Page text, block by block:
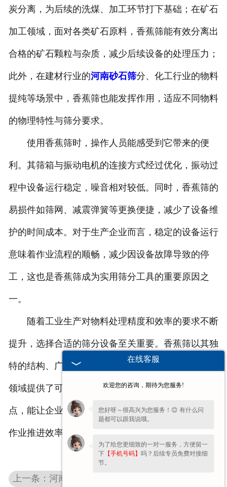
炭分离，为后续的洗煤、加工环节打下基础；在矿石
加工领域，面对各类矿石原料，香蕉筛能有效分离出
合格的矿石颗粒与杂质，减少后续设备的处理压力；
此外，在建材行业的河南砂石筛分、化工行业的物料
提纯等场景中，香蕉筛也能发挥作用，适应不同物料
的物理特性与筛分要求。
使用香蕉筛时，操作人员能感受到它带来的便
利。其筛箱与振动电机的连接方式经过优化，振动过
程中设备运行稳定，噪音相对较低。同时，香蕉筛的
易损件如筛网、减震弹簧等更换便捷，减少了设备维
护的时间成本。对于生产企业而言，稳定的设备运行
意味着作业流程的顺畅，减少因设备故障导致的停
工，这也是香蕉筛成为实用筛分工具的重要原因之
一。
随着工业生产对物料处理精度和效率的要求不断
提升，选择合适的筛分设备至关重要。香蕉筛以其独
特的结构、广泛的适用性和便捷的使用体验，为筛分
领域提供了可靠的工具。认识香蕉筛，掌握其使用特
点，能让企业在物料处理环节中更具优势，助力生产
作业推进效率高。
在线客服
欢迎您的咨询，期待为您服务!
您好呀～很高兴为您服务！😊 有什么问
题都可以跟我说哦。
为了给您更细致的一对一服务，方便留一
下 【手机号码】 吗？后续专员免费对接细
节。